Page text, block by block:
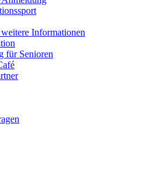
Informationen
für Senioren